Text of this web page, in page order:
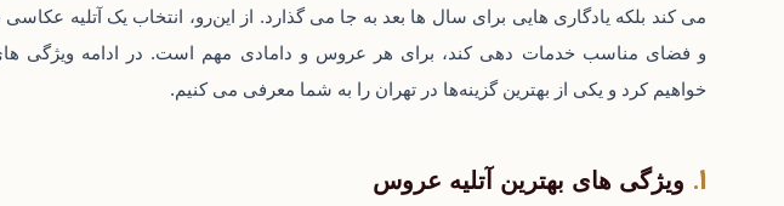
می‌ کند بلکه یادگاری‌ هایی برای سال‌ ها بعد به جا می گذارد. از این‌رو، انتخاب یک آتلیه عکاسی
و فضای مناسب خدمات‌ دهی کند، برای هر عروس و دامادی مهم است. در ادامه ویژگی‌
خواهیم کرد و یکی از بهترین گزینه‌ها در تهران را به شما معرفی می‌ کنیم.
ویژگی ‌های بهترین آتلیه عروس